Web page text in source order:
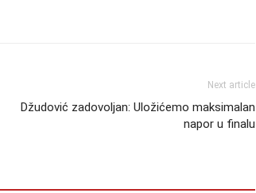
Next article
Džudović zadovoljan: Uložićemo maksimalan
napor u finalu